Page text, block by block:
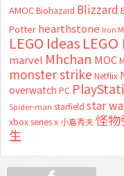
AMOC Biohazard Blizzard
Potter hearthstone Iron
LEGO Ideas LEGO
marvel Mhchan MOC
monster strike Netflix
overwatch PC
Spider-man starfield star
xbox series x 小島秀夫怪物
生